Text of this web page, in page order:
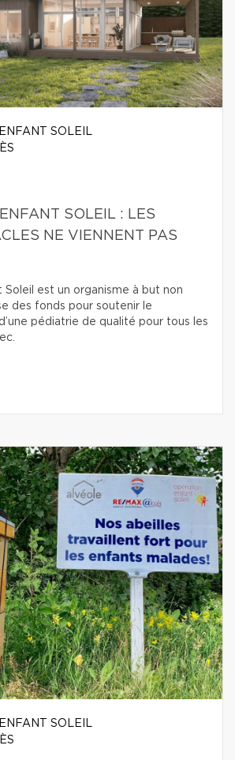
SOLEIL
SOLEIL : LES
NE VIENNENT PAS
est un organisme à but non
des fonds pour soutenir le
pédiatrie de qualité pour tous les
SOLEIL